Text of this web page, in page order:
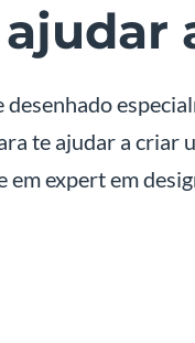
te ajudar a criar
em expert em